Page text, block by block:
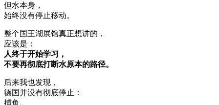
但水本身，
始终没有停止移动。
整个国王湖展馆真正想讲的，
应该是：
人终于开始学习，
不要再彻底打断水原本的路径。
后来我也发现，
德国并没有彻底停止：
捕鱼、